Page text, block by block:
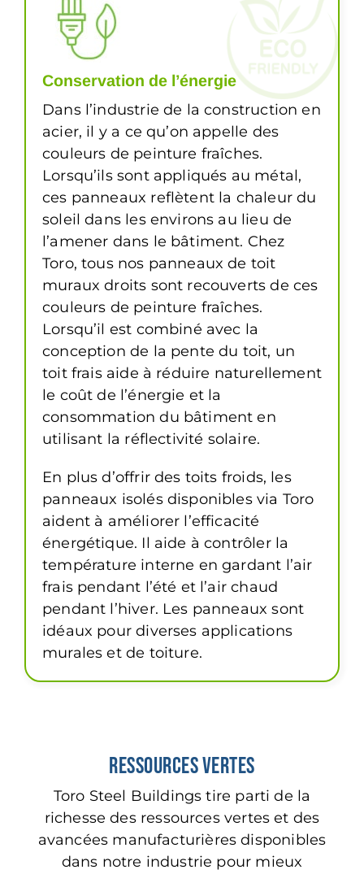
Conservation de l’énergie
Dans l’industrie de la construction en
acier, il y a ce qu’on appelle des
couleurs de peinture fraîches.
Lorsqu’ils sont appliqués au métal,
ces panneaux reflètent la chaleur du
soleil dans les environs au lieu de
l’amener dans le bâtiment. Chez
Toro, tous nos panneaux de toit
muraux droits sont recouverts de ces
couleurs de peinture fraîches.
Lorsqu’il est combiné avec la
conception de la pente du toit, un
toit frais aide à réduire naturellement
le coût de l’énergie et la
consommation du bâtiment en
utilisant la réflectivité solaire.
En plus d’offrir des toits froids, les
panneaux isolés disponibles via Toro
aident à améliorer l’efficacité
énergétique. Il aide à contrôler la
température interne en gardant l’air
frais pendant l’été et l’air chaud
pendant l’hiver. Les panneaux sont
idéaux pour diverses applications
murales et de toiture.
Ressources vertes
Toro Steel Buildings tire parti de la
richesse des ressources vertes et des
avancées manufacturières disponibles
dans notre industrie pour mieux